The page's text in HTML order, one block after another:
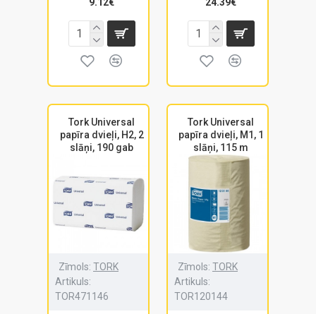
Tork Universal
papīra dvieļi, H2, 2
slāņi, 190 gab
Zīmols: TORK
Artikuls:
TOR471146
Tork Universal
papīra dvieļi, M1, 1
slāņi, 115 m
Zīmols: TORK
Artikuls:
TOR120144